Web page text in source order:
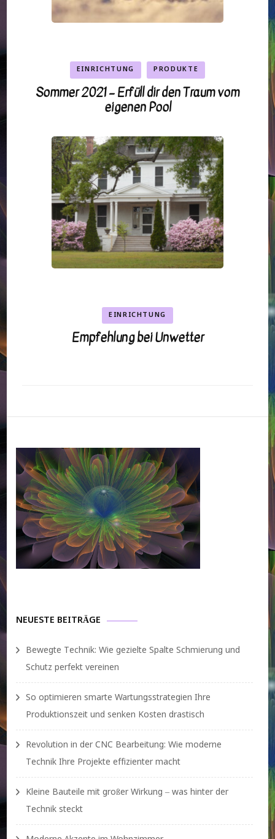
EINRICHTUNG PRODUKTE
Sommer 2021 – Erfüll dir den Traum vom
eigenen Pool
EINRICHTUNG
Empfehlung bei Unwetter
NEUESTE BEITRÄGE
Bewegte Technik: Wie gezielte Spalte Schmierung und
Schutz perfekt vereinen
So optimieren smarte Wartungsstrategien Ihre
Produktionszeit und senken Kosten drastisch
Revolution in der CNC Bearbeitung: Wie moderne
Technik Ihre Projekte effizienter macht
Kleine Bauteile mit großer Wirkung – was hinter der
Technik steckt